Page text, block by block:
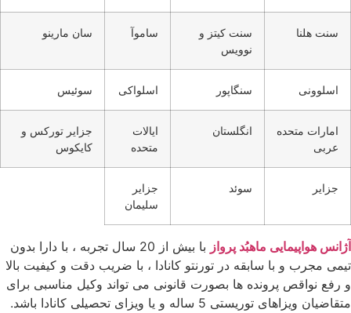
سنت هلنا
سنت کیتز و
نوویس
ساموآ سان مارینو
اسلوونی سنگاپور اسلواکی سوئیس
امارات متحده
عربی
انگلستان
ایالات
متحده
جزایر تورکس و
کایکوس
جزایر سوئد
جزایر
سلیمان
آژانس هواپیمایی ماهبُد پرواز
با بیش از 20 سال تجربه ، با دارا بدون
تیمی مجرب و با سابقه در تورنتو کانادا ، با ضریب دقت و کیفیت بالا
و رفع نواقص پرونده ها بصورت قانونی می تواند وکیل مناسبی برای
متقاضیان ویزاهای توریستی 5 ساله و یا ویزای تحصیلی کانادا باشد.